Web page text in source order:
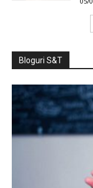
Bloguri S&T